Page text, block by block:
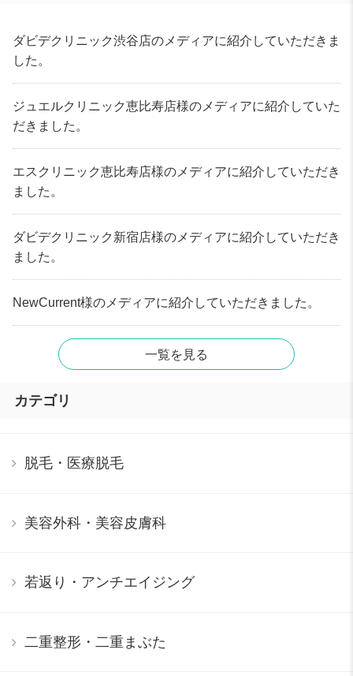
ダビデクリニック渋谷店のメディアに紹介していただきま
した。
ジュエルクリニック恵比寿店様のメディアに紹介していた
だきました。
エスクリニック恵比寿店様のメディアに紹介していただき
ました。
ダビデクリニック新宿店様のメディアに紹介していただき
ました。
NewCurrent様のメディアに紹介していただきました。
一覧を見る
カテゴリ
脱毛・医療脱毛
美容外科・美容皮膚科
若返り・アンチエイジング
二重整形・二重まぶた